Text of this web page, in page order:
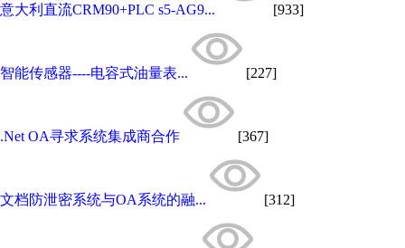
意大利直流CRM90+PLC s5-AG9... [933]
智能传感器----电容式油量表... [227]
.Net OA寻求系统集成商合作 [367]
文档防泄密系统与OA系统的融... [312]